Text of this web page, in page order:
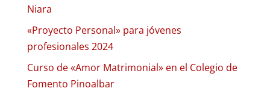
Niara
«Proyecto Personal» para jóvenes
profesionales 2024
Curso de «Amor Matrimonial» en el Colegio de
Fomento Pinoalbar